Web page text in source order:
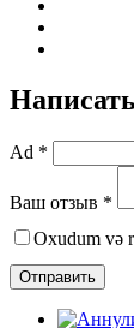
Ad *
Ваш отзыв *
Oxudum və
Отправить